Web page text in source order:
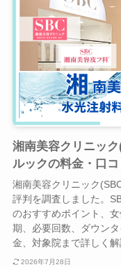
湘南美容クリニッ
ルックの料金・口
湘南美容クリニック
評判を調査しました。
のおすすめポイント、
期、必要回数、ダウン
金、対象院まで詳しく解
2026年7月28日